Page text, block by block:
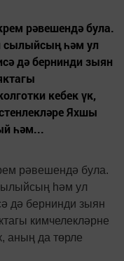
рәвешендә була.
сылыйсың һәм ул
дә бернинди зыян
кебек үк,
Яхшы
һәм...
рәвешендә була.
һәм ул
дә бернинди зыян
кимчелекләрне
аның да төрле